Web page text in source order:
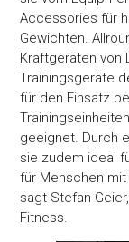
Accessories für
Gewichten.
Kraftgeräten von
Trainingsgeräte
für den Einsatz
geeignet. Durch
sie zudem ideal
für Menschen
sagt Stefan
Fitness.